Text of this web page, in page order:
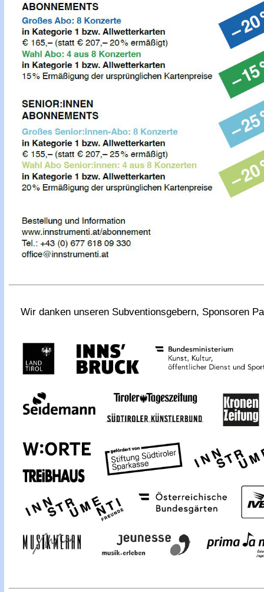
Wir danken unseren Subventionsgebern, Sponsoren